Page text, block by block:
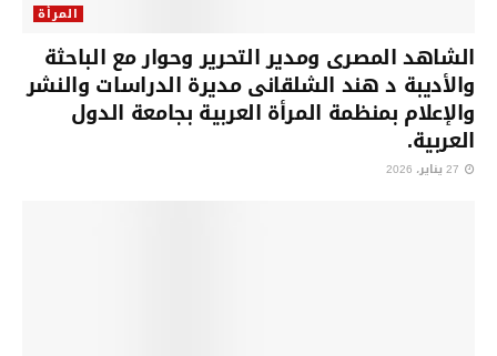
المرأة
الشاهد المصرى ومدير التحرير وحوار مع الباحثة
والأديبة د هند الشلقانى مديرة الدراسات والنشر
والإعلام بمنظمة المرأة العربية بجامعة الدول
العربية.